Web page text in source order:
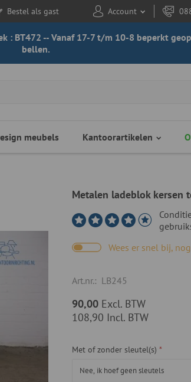
Bestel als gast Account
: BT472 -- Vanaf 17-7 t/m 10-8 beperkt
bellen.
meubels Kantoorartikelen
Metalen ladeblok kersen
Wees er snel bij,
Art.nr.: LB245
108,90 Incl. BTW
90,00 Excl. BTW
Met of zonder sleutel(s)